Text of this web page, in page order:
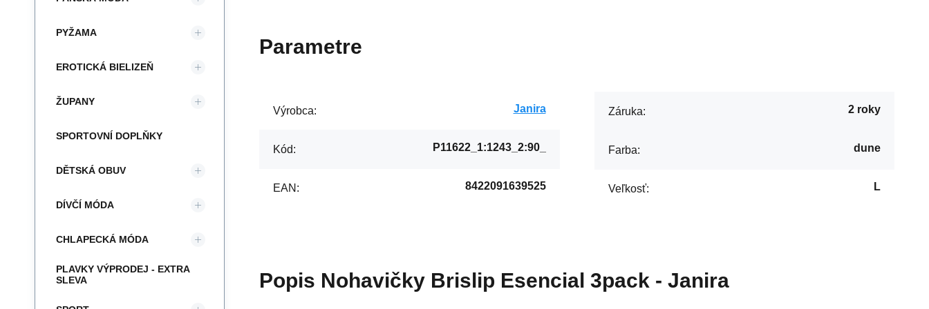
Parametre
Výrobca: Janira
Kód: P11622_1:1243_2:90_
EAN: 8422091639525
Záruka: 2 roky
Farba: dune
Veľkosť: L
Popis Nohavičky Brislip Esencial 3pack - Janira
PYŽAMA
EROTICKÁ BIELIZEŇ
ŽUPANY
SPORTOVNÍ DOPLŇKY
DĚTSKÁ OBUV
DÍVČÍ MÓDA
CHLAPECKÁ MÓDA
PLAVKY VÝPRODEJ - EXTRA
SLEVA